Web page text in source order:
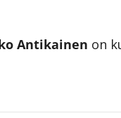
Antikainen on